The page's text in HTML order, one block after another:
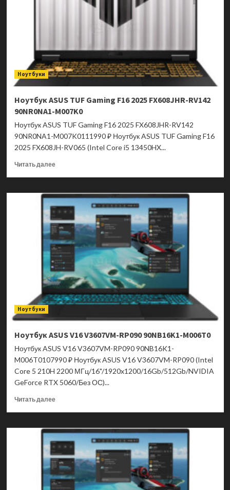
CWI606AIP
Ноутбуки
Ноутбук ASUS TUF Gaming F16 2025 FX608JHR-RV142
90NR0NA1-M007K0
Ноутбук ASUS TUF Gaming F16 2025 FX608JHR-RV142
90NR0NA1-M007K0111990 ₽ Ноутбук ASUS TUF Gaming F16
2025 FX608JH-RV065 (Intel Core i5 13450HX...
Читать далееПрочитать
Ноутбук
TUF
Gaming
F16
2025
FX608JHR-
RV142
90NR0NA1-
M007K0
Ноутбуки
Ноутбук ASUS V16 V3607VM-RP090 90NB16K1-M006T0
Ноутбук ASUS V16 V3607VM-RP090 90NB16K1-
M006T0107990 ₽ Ноутбук ASUS V16 V3607VM-RP090 (Intel
Core 5 210H 2200 МГц/16"/1920x1200/16Gb/512Gb/NVIDIA
GeForce RTX 5060/Без ОС)...
Читать далееПрочитать
Ноутбук
V16
V3607VM-
RP090
90NB16K1-
M006T0